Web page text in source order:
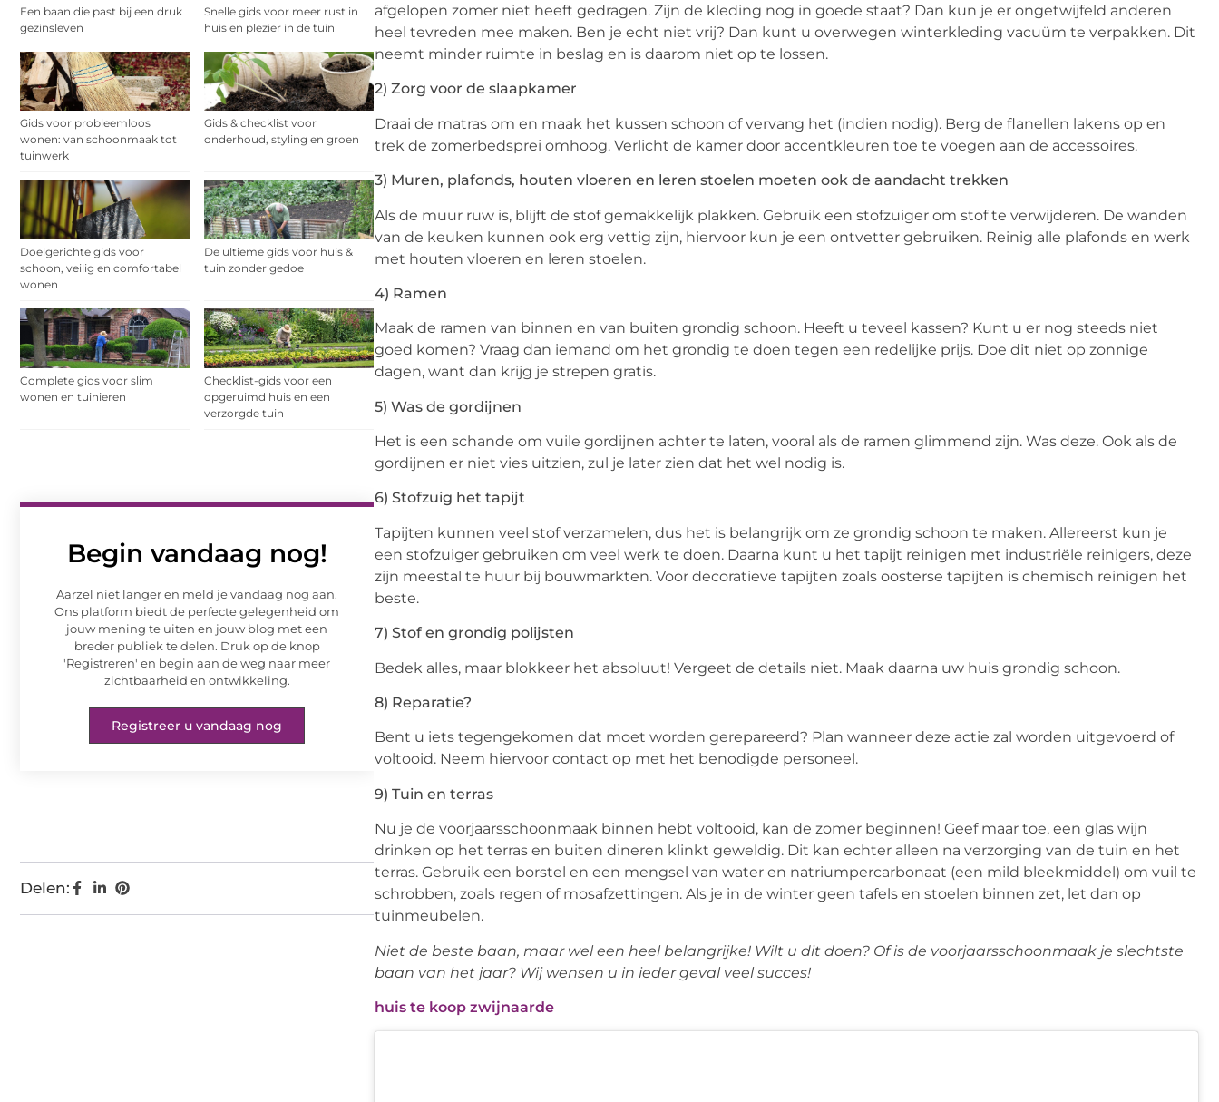
Een baan die past bij een druk
gezinsleven
Snelle gids voor meer rust in
huis en plezier in de tuin
Gids voor probleemloos
wonen: van schoonmaak tot
tuinwerk
Gids & checklist voor
onderhoud, styling en groen
Doelgerichte gids voor
schoon, veilig en comfortabel
wonen
De ultieme gids voor huis &
tuin zonder gedoe
Complete gids voor slim
wonen en tuinieren
Checklist-gids voor een
opgeruimd huis en een
verzorgde tuin
Begin vandaag nog!
Aarzel niet langer en meld je vandaag nog aan.
Ons platform biedt de perfecte gelegenheid om
jouw mening te uiten en jouw blog met een
breder publiek te delen. Druk op de knop
'Registreren' en begin aan de weg naar meer
zichtbaarheid en ontwikkeling.
Registreer u vandaag nog
Delen:
afgelopen zomer niet heeft gedragen. Zijn de kleding nog in goede staat? Dan kun je er ongetwijfeld anderen
heel tevreden mee maken. Ben je echt niet vrij? Dan kunt u overwegen winterkleding vacuüm te verpakken. Dit
neemt minder ruimte in beslag en is daarom niet op te lossen.
2) Zorg voor de slaapkamer
Draai de matras om en maak het kussen schoon of vervang het (indien nodig). Berg de flanellen lakens op en
trek de zomerbedsprei omhoog. Verlicht de kamer door accentkleuren toe te voegen aan de accessoires.
3) Muren, plafonds, houten vloeren en leren stoelen moeten ook de aandacht trekken
Als de muur ruw is, blijft de stof gemakkelijk plakken. Gebruik een stofzuiger om stof te verwijderen. De wanden
van de keuken kunnen ook erg vettig zijn, hiervoor kun je een ontvetter gebruiken. Reinig alle plafonds en werk
met houten vloeren en leren stoelen.
4) Ramen
Maak de ramen van binnen en van buiten grondig schoon. Heeft u teveel kassen? Kunt u er nog steeds niet
goed komen? Vraag dan iemand om het grondig te doen tegen een redelijke prijs. Doe dit niet op zonnige
dagen, want dan krijg je strepen gratis.
5) Was de gordijnen
Het is een schande om vuile gordijnen achter te laten, vooral als de ramen glimmend zijn. Was deze. Ook als de
gordijnen er niet vies uitzien, zul je later zien dat het wel nodig is.
6) Stofzuig het tapijt
Tapijten kunnen veel stof verzamelen, dus het is belangrijk om ze grondig schoon te maken. Allereerst kun je
een stofzuiger gebruiken om veel werk te doen. Daarna kunt u het tapijt reinigen met industriële reinigers, deze
zijn meestal te huur bij bouwmarkten. Voor decoratieve tapijten zoals oosterse tapijten is chemisch reinigen het
beste.
7) Stof en grondig polijsten
Bedek alles, maar blokkeer het absoluut! Vergeet de details niet. Maak daarna uw huis grondig schoon.
8) Reparatie?
Bent u iets tegengekomen dat moet worden gerepareerd? Plan wanneer deze actie zal worden uitgevoerd of
voltooid. Neem hiervoor contact op met het benodigde personeel.
9) Tuin en terras
Nu je de voorjaarsschoonmaak binnen hebt voltooid, kan de zomer beginnen! Geef maar toe, een glas wijn
drinken op het terras en buiten dineren klinkt geweldig. Dit kan echter alleen na verzorging van de tuin en het
terras. Gebruik een borstel en een mengsel van water en natriumpercarbonaat (een mild bleekmiddel) om vuil te
schrobben, zoals regen of mosafzettingen. Als je in de winter geen tafels en stoelen binnen zet, let dan op
tuinmeubelen.
Niet de beste baan, maar wel een heel belangrijke! Wilt u dit doen? Of is de voorjaarsschoonmaak je slechtste
baan van het jaar? Wij wensen u in ieder geval veel succes!
huis te koop zwijnaarde